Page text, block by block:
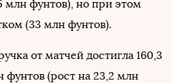
фунтов), но при этом
(33 млн фунтов).
от матчей достигла 160,3
фунтов (рост на 23,2 млн